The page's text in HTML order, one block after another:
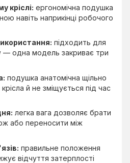
кріслі: ергономічна подушка
навіть наприкінці робочого
підходить для
— одна модель закриває три
подушка анатомічна щільно
й не зміщується під час
легка вага дозволяє брати
або переносити між
правильне положення
відчуття затерплості